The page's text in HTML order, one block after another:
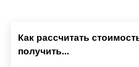
Как рассчитать
получить...